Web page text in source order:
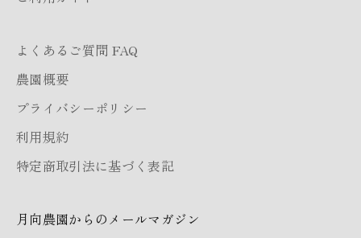
よくあるご質問 FAQ
農園概要
プライバシーポリシー
利用規約
特定商取引法に基づく表記
月向農園からのメールマガジン